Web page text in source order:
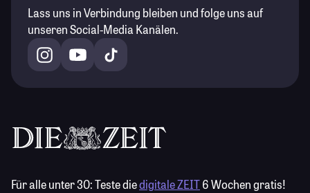
Lass uns in Verbindung bleiben und folge uns auf
unseren Social-Media Kanälen.
Für alle unter 30:Teste diedigitale ZEIT6 Wochen gratis!